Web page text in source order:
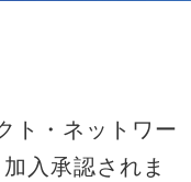
ト・ネットワー
入承認されま